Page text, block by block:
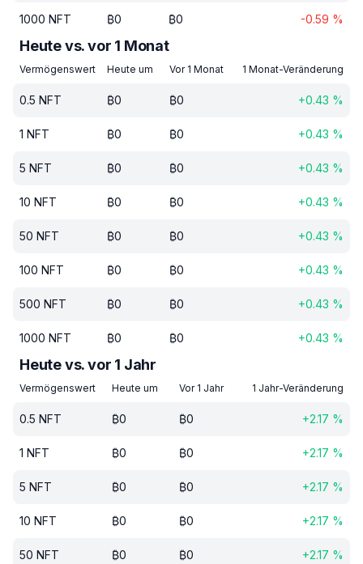
1000 NFT ₿0 ₿0 -0.59 %
Heute vs. vor 1 Monat
Vermögenswert Heute um Vor 1 Monat 1 Monat-Veränderung
0.5 NFT ₿0 ₿0 +0.43 %
1 NFT ₿0 ₿0 +0.43 %
5 NFT ₿0 ₿0 +0.43 %
10 NFT ₿0 ₿0 +0.43 %
50 NFT ₿0 ₿0 +0.43 %
100 NFT ₿0 ₿0 +0.43 %
500 NFT ₿0 ₿0 +0.43 %
1000 NFT ₿0 ₿0 +0.43 %
Heute vs. vor 1 Jahr
Vermögenswert Heute um Vor 1 Jahr 1 Jahr-Veränderung
0.5 NFT ₿0 ₿0 +2.17 %
1 NFT ₿0 ₿0 +2.17 %
5 NFT ₿0 ₿0 +2.17 %
10 NFT ₿0 ₿0 +2.17 %
50 NFT ₿0 ₿0 +2.17 %